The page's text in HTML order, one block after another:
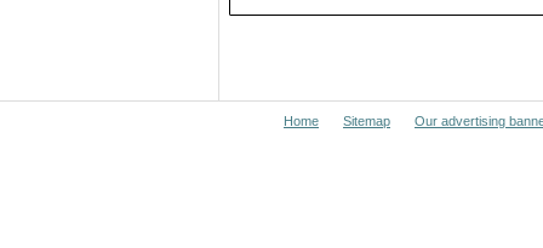
Home Sitemap Our advertising